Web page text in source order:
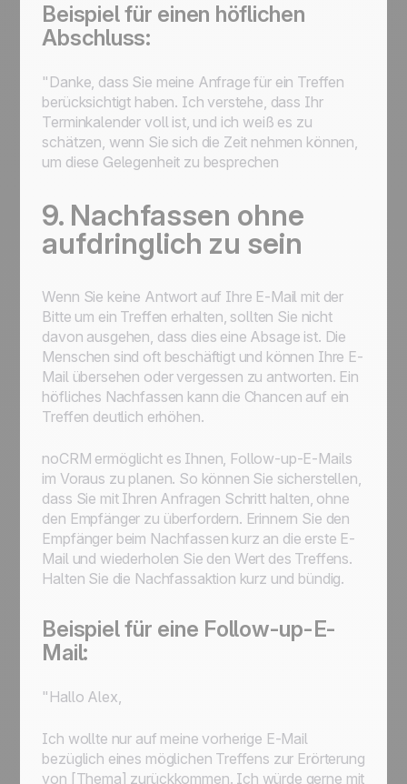
Beispiel für einen höflichen
Abschluss:
"Danke, dass Sie meine Anfrage für ein Treffen
berücksichtigt haben. Ich verstehe, dass Ihr
Terminkalender voll ist, und ich weiß es zu
schätzen, wenn Sie sich die Zeit nehmen können,
um diese Gelegenheit zu besprechen
9. Nachfassen ohne
aufdringlich zu sein
Wenn Sie keine Antwort auf Ihre E-Mail mit der
Bitte um ein Treffen erhalten, sollten Sie nicht
davon ausgehen, dass dies eine Absage ist. Die
Menschen sind oft beschäftigt und können Ihre E-
Mail übersehen oder vergessen zu antworten. Ein
höfliches Nachfassen kann die Chancen auf ein
Treffen deutlich erhöhen.
noCRM ermöglicht es Ihnen, Follow-up-E-Mails
im Voraus zu planen. So können Sie sicherstellen,
dass Sie mit Ihren Anfragen Schritt halten, ohne
den Empfänger zu überfordern. Erinnern Sie den
Empfänger beim Nachfassen kurz an die erste E-
Mail und wiederholen Sie den Wert des Treffens.
Halten Sie die Nachfassaktion kurz und bündig.
Beispiel für eine Follow-up-E-
Mail:
"Hallo Alex,
Ich wollte nur auf meine vorherige E-Mail
bezüglich eines möglichen Treffens zur Erörterung
von [Thema] zurückkommen. Ich würde gerne mit